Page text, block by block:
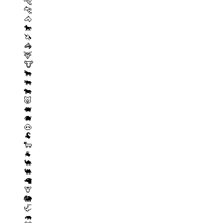
🐆
🐴
🐎
🦄
🦓
🦌
🐮
🐂
🐃
🐄
🐷
🐖
🐗
🐽
🐏
🐑
🐐
🐪
🐫
🦙
🦒
🐘
🦏
🦛